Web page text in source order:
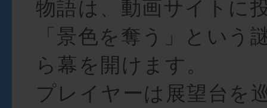
物語は、動画サイトに
「景色を奪う」という
ら幕を開けます。
プレイヤーは展望台を